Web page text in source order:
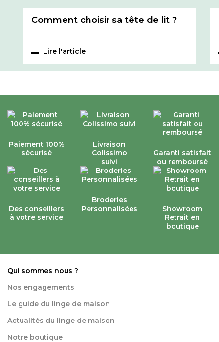
Comment choisir sa tête de lit ?
Lire l'article
Paiement 100%
sécurisé
Livraison
Colissimo
suivi
Garanti satisfait
ou remboursé
Des conseillers
à votre service
Broderies
Personnalisées
Showroom
Retrait en
boutique
Qui sommes nous ?
Nos engagements
Le guide du linge de maison
Actualités du linge de maison
Notre boutique